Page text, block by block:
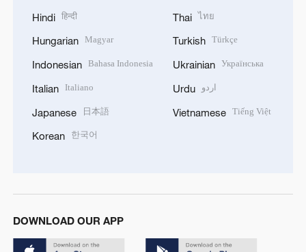
Hindi हिन्दी
Hungarian Magyar
Indonesian Bahasa Indonesia
Italian Italiano
Japanese 日本語
Korean 한국어
Thai ไทย
Turkish Türkçe
Ukrainian Українська
Urdu اردو
Vietnamese Tiếng Việt
DOWNLOAD OUR APP